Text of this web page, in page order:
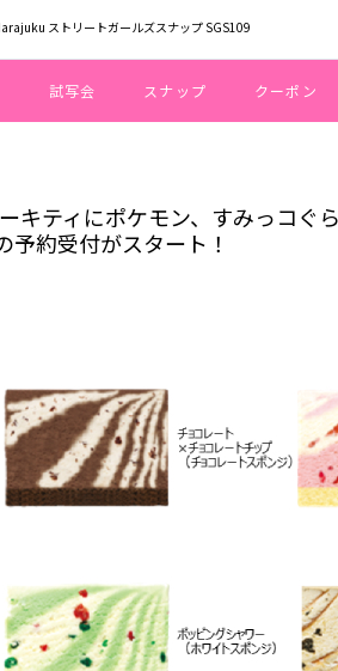
ストリートガールズスナップ SGS109
試写会 スナップ クーポン
周年のハローキティにポケモン、すみっコぐ
キティにポケモン、すみっコ
予約受付がスタート！